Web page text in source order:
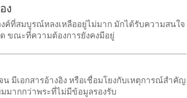
ง
ค์ที่สมบูรณ์หลงเหลืออยู่ไม่มาก มักได้รับความสนใจ
ขณะที่ความต้องการยังคงมีอยู่
มีเอกสารอ้างอิง หรือเชื่อมโยงกับเหตุการณ์สำคัญ
มากกว่าพระที่ไม่มีข้อมูลรองรับ